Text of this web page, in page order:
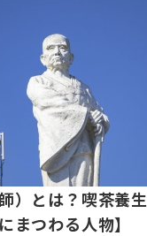
）とは？喫茶養
まつわる人物】